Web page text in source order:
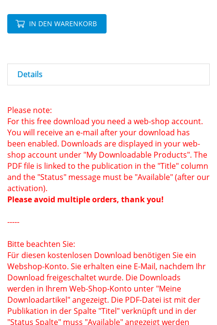
IN DEN WARENKORB
Details
Please note:
For this free download you need a web-shop account.
You will receive an e-mail after your download has
been enabled. Downloads are displayed in your web-
shop account under "My Downloadable Products". The
PDF file is linked to the publication in the "Title" column
and the "Status" message must be "Available" (after our
activation).
Please avoid multiple orders, thank you!
-----
Bitte beachten Sie:
Für diesen kostenlosen Download benötigen Sie ein
Webshop-Konto. Sie erhalten eine E-Mail, nachdem Ihr
Download freigeschaltet wurde. Die Downloads
werden in Ihrem Web-Shop-Konto unter "Meine
Downloadartikel" angezeigt. Die PDF-Datei ist mit der
Publikation in der Spalte "Titel" verknüpft und in der
"Status Spalte" muss "Available" angezeigt werden